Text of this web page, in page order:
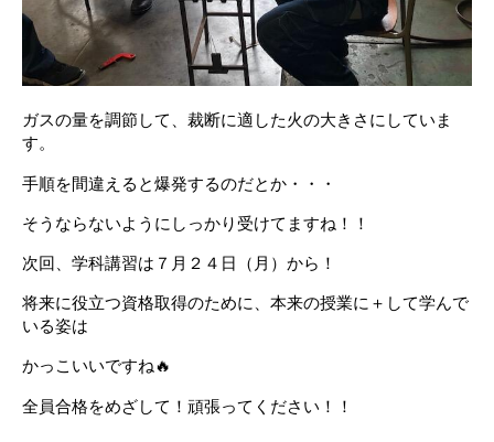
ガスの量を調節して、裁断に適した火の大きさにしていま
す。
手順を間違えると爆発するのだとか・・・
そうならないようにしっかり受けてますね！！
次回、学科講習は７月２４日（月）から！
将来に役立つ資格取得のために、本来の授業に＋して学んで
いる姿は
かっこいいですね🔥
全員合格をめざして！頑張ってください！！